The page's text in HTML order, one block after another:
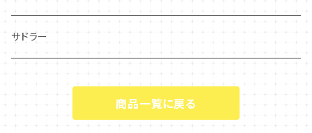
シーアネモネ
ジャスパー
サドラー
商品一覧に戻る